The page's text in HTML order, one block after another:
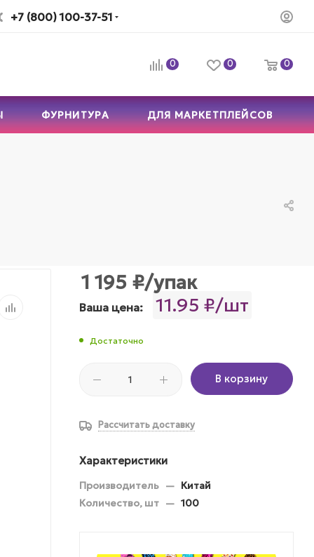
+7 (800) 100-37-51
0 0 0
ФУРНИТУРА ДЛЯ МАРКЕТПЛЕЙСОВ
1 195 ₽/упак
Ваша цена: 11.95 ₽/шт
Достаточно
В корзину
Рассчитать доставку
Характеристики
Производитель — Китай
Количество, шт — 100